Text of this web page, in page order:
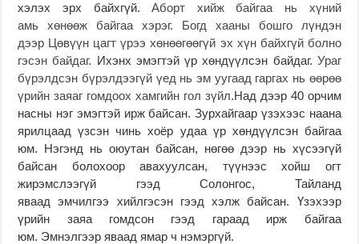
хэлэх эрх байхгүй.Аборт хийж байгаа нь хүний
амь хөнөөж байгаа хэрэг. Богд хааны бошго лүндэн
дээр Цөвүүн цагт үрээ хөнөөгөөгүй эх хүн байхгүй болно
гэсэн байдаг. Ихэнх эмэгтэй үр хөндүүлсэн байдаг. Ураг
бүрэлдсэн бүрэлдээгүй үед нь эм уугаад гаргах нь өөрөө
үрийн заяаг гомдоох хамгийн гол зүйл.Над дээр 40 орчим
насны нэг эмэгтэй ирж байсан. Зурхайгаар үзэхээс наана
ярилцаад үзсэн чинь хоёр удаа үр хөндүүлсэн байгаа
юм. Нэгэнд нь оюутан байсан, нөгөө дээр нь хүсээгүй
байсан болохоор авахуулсан, түүнээс хойш огт
жирэмслээгүй гээд Солонгос, Тайланд
яваад эмчилгээ хийлгэсэн гээд хэлж байсан. Үзэхээр
үрийн заяа гомдсон гээд гараад ирж байгаа
юм. Эмнэлгээр яваад ямар ч нэмэргүй.